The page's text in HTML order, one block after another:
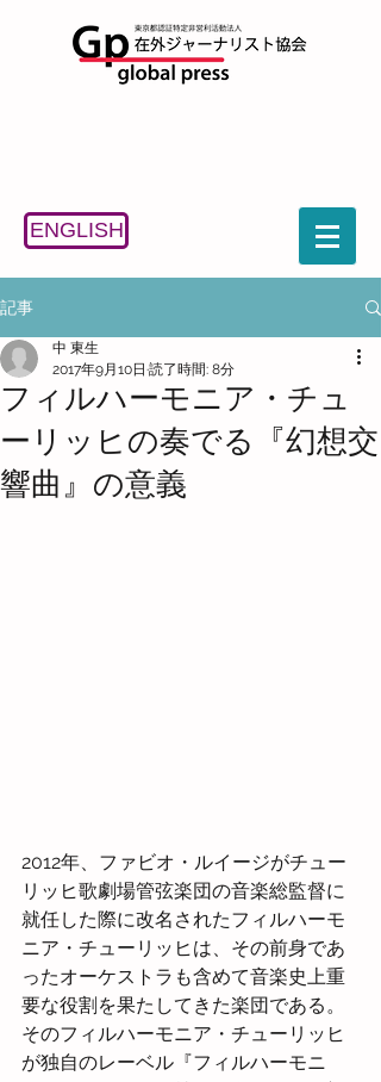
ENGLISH
記事
フィルハーモニア・チュ
ーリッヒの奏でる『幻想交
響曲』の意義
中 東生
2017年9月10日 読了時間: 8分
2012年、ファビオ・ルイージがチュー
リッヒ歌劇場管弦楽団の音楽総監督に
就任した際に改名されたフィルハーモ
ニア・チューリッヒは、その前身であ
ったオーケストラも含めて音楽史上重
要な役割を果たしてきた楽団である。
そのフィルハーモニア・チューリッヒ
が独自のレーベル『フィルハーモニ